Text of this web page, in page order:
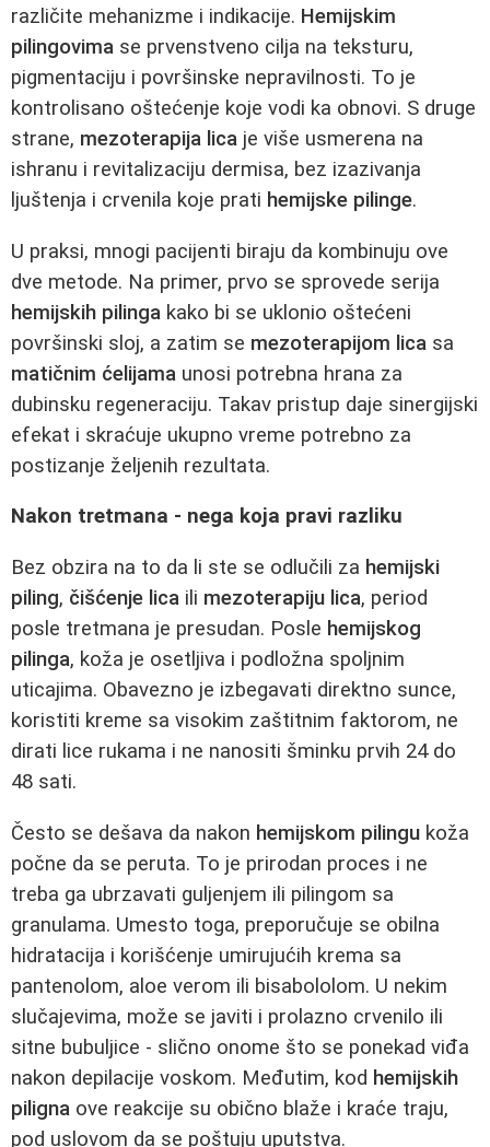
različite mehanizme i indikacije. Hemijskim
pilingovima se prvenstveno cilja na teksturu,
pigmentaciju i površinske nepravilnosti. To je
kontrolisano oštećenje koje vodi ka obnovi. S druge
strane, mezoterapija lica je više usmerena na
ishranu i revitalizaciju dermisa, bez izazivanja
ljuštenja i crvenila koje prati hemijske pilinge.
U praksi, mnogi pacijenti biraju da kombinuju ove
dve metode. Na primer, prvo se sprovede serija
hemijskih pilinga kako bi se uklonio oštećeni
površinski sloj, a zatim se mezoterapijom lica sa
matičnim ćelijama unosi potrebna hrana za
dubinsku regeneraciju. Takav pristup daje sinergijski
efekat i skraćuje ukupno vreme potrebno za
postizanje željenih rezultata.
Nakon tretmana - nega koja pravi razliku
Bez obzira na to da li ste se odlučili za hemijski
piling, čišćenje lica ili mezoterapiju lica, period
posle tretmana je presudan. Posle hemijskog
pilinga, koža je osetljiva i podložna spoljnim
uticajima. Obavezno je izbegavati direktno sunce,
koristiti kreme sa visokim zaštitnim faktorom, ne
dirati lice rukama i ne nanositi šminku prvih 24 do
48 sati.
Često se dešava da nakon hemijskom pilingu koža
počne da se peruta. To je prirodan proces i ne
treba ga ubrzavati guljenjem ili pilingom sa
granulama. Umesto toga, preporučuje se obilna
hidratacija i korišćenje umirujućih krema sa
pantenolom, aloe verom ili bisabololom. U nekim
slučajevima, može se javiti i prolazno crvenilo ili
sitne bubuljice - slično onome što se ponekad viđa
nakon depilacije voskom. Međutim, kod hemijskih
piligna ove reakcije su obično blaže i kraće traju,
pod uslovom da se poštuju uputstva.